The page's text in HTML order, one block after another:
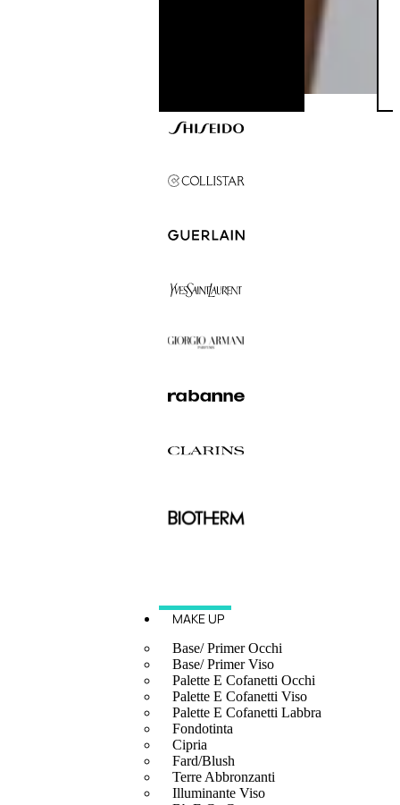
MAKE UP
Base/ Primer Occhi
Base/ Primer Viso
Palette E Cofanetti Occhi
Palette E Cofanetti Viso
Palette E Cofanetti Labbra
Fondotinta
Cipria
Fard/Blush
Terre Abbronzanti
Illuminante Viso